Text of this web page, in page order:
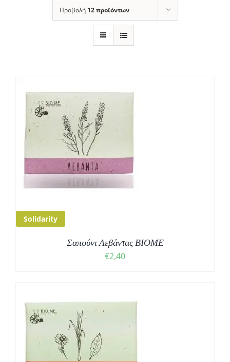
Προβολή 12 προϊόντων
Solidarity
Σαπούνι Λεβάντας ΒΙΟΜΕ
€2,40